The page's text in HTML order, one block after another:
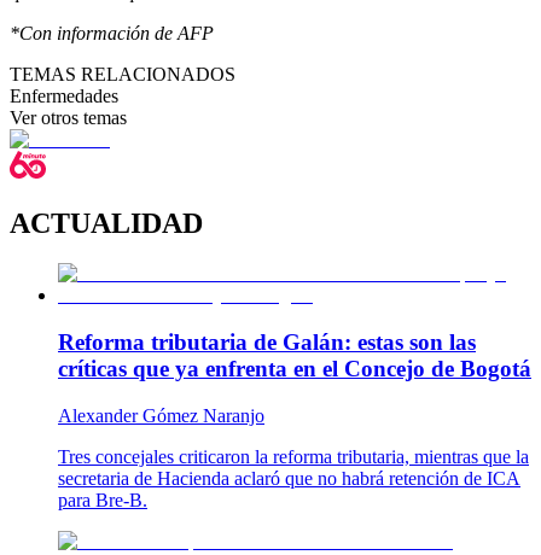
*Con información de AFP
TEMAS RELACIONADOS
Enfermedades
Ver otros temas
ACTUALIDAD
Reforma tributaria de Galán: estas son las
críticas que ya enfrenta en el Concejo de Bogotá
Alexander Gómez Naranjo
Tres concejales criticaron la reforma tributaria, mientras que la
secretaria de Hacienda aclaró que no habrá retención de ICA
para Bre-B.